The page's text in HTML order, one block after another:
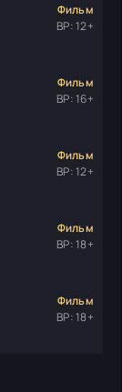
Фильм
ВР: 12+
Фильм
ВР: 16+
Фильм
ВР: 12+
Фильм
ВР: 18+
Фильм
ВР: 18+